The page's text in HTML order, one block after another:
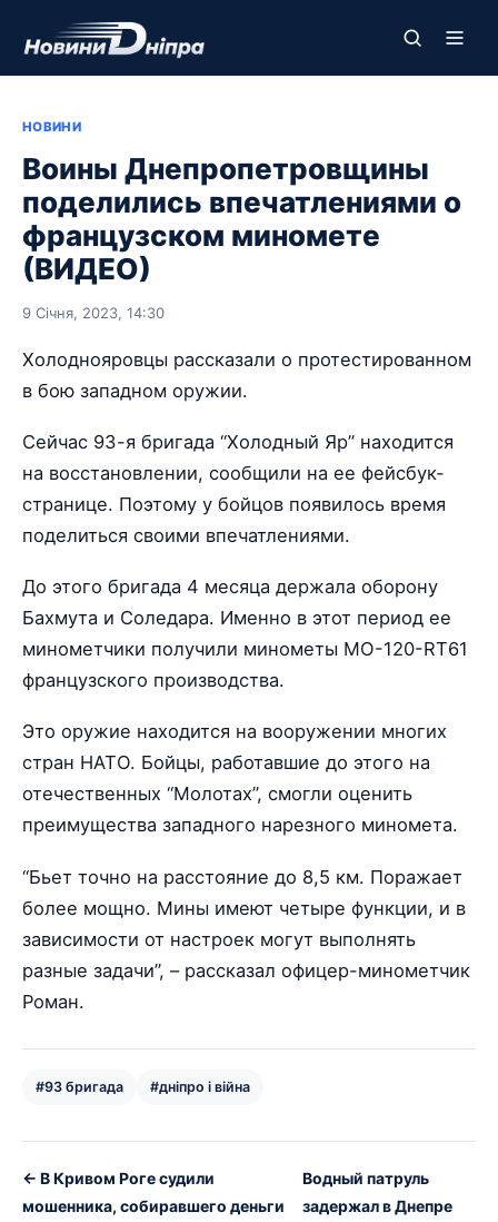
НОВИНИ
Воины Днепропетровщины
поделились впечатлениями о
французском миномете
(ВИДЕО)
9 Січня, 2023, 14:30
Холоднояровцы рассказали о протестированном
в бою западном оружии.
Сейчас 93-я бригада “Холодный Яр” находится
на восстановлении, сообщили на ее фейсбук-
странице. Поэтому у бойцов появилось время
поделиться своими впечатлениями.
До этого бригада 4 месяца держала оборону
Бахмута и Соледара. Именно в этот период ее
минометчики получили минометы MO-120-RT61
французского производства.
Это оружие находится на вооружении многих
стран НАТО. Бойцы, работавшие до этого на
отечественных “Молотах”, смогли оценить
преимущества западного нарезного миномета.
“Бьет точно на расстояние до 8,5 км. Поражает
более мощно. Мины имеют четыре функции, и в
зависимости от настроек могут выполнять
разные задачи”, – рассказал офицер-минометчик
Роман.
#93 бригада #дніпро і війна
← В Кривом Роге судили
мошенника, собиравшего деньги
Водный патруль
задержал в Днепре